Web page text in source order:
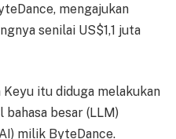
mengajukan
senilai US$1,1 juta
itu diduga melakukan
besar (LLM)
milik ByteDance.